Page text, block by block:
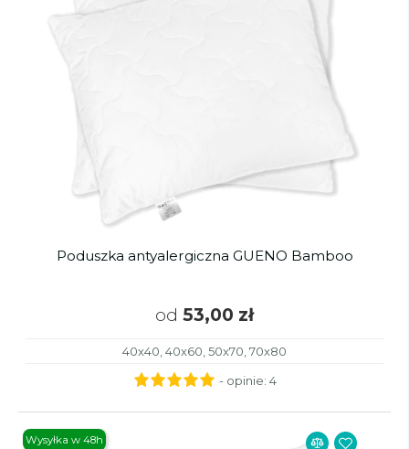
Poduszka antyalergiczna GUENO Bamboo
od 53,00 zł
40x40, 40x60, 50x70, 70x80
- opinie: 4
Wysyłka w 48h